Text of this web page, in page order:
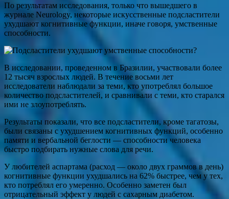
По результатам исследования, только что вышедшего в
журнале Neurology, некоторые искусственные подсластители
ухудшают когнитивные функции, иначе говоря, умственные
способности.
В исследовании, проведенном в Бразилии, участвовали более
12 тысяч взрослых людей. В течение восьми лет
исследователи наблюдали за теми, кто употреблял большое
количество подсластителей, и сравнивали с теми, кто старался
ими не злоупотреблять.
Результаты показали, что все подсластители, кроме тагатозы,
были связаны с ухудшением когнитивных функций, особенно
памяти и вербальной беглости — способности человека
быстро подбирать нужные слова для речи.
У любителей аспартама (расход — около двух граммов в день)
когнитивные функции ухудшались на 62% быстрее, чем у тех,
кто потреблял его умеренно. Особенно заметен был
отрицательный эффект у людей с сахарным диабетом.